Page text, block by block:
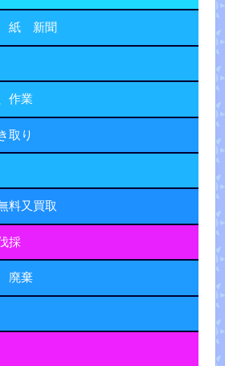
紙 新聞
作業
取り
又買取
採
廃棄